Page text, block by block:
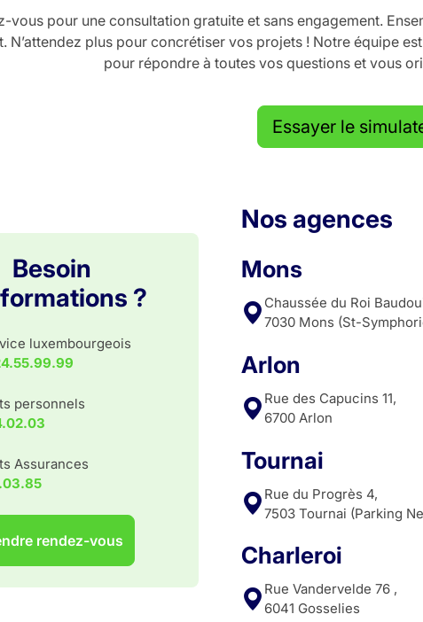
vous pour une consultation gratuite et sans engagement.
N’attendez plus pour concrétiser vos projets ! Notre équipe
pour répondre à toutes vos questions et vous
Essayer le
Besoin
?
luxembourgeois
personnels
Assurances
rendez-vous
Nos agences
Mons
Chaussée du Roi
7030 Mons (St-
Arlon
Rue des Capucins 11,
6700 Arlon
Tournai
Rue du Progrès 4,
7503 Tournai
Charleroi
Rue Vandervelde 76 ,
6041 Gosselies